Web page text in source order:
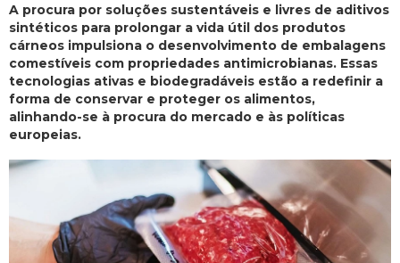
A procura por soluções sustentáveis e livres de aditivos
sintéticos para prolongar a vida útil dos produtos
cárneos impulsiona o desenvolvimento de embalagens
comestíveis com propriedades antimicrobianas. Essas
tecnologias ativas e biodegradáveis estão a redefinir a
forma de conservar e proteger os alimentos,
alinhando-se à procura do mercado e às políticas
europeias.